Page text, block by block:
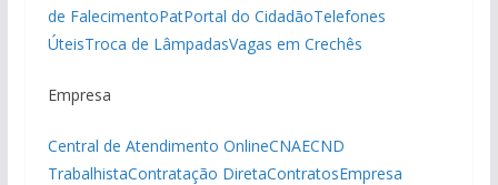
de FalecimentoPatPortal do CidadãoTelefones
ÚteisTroca de LâmpadasVagas em Crechês
Empresa
Central de Atendimento OnlineCNAECND
TrabalhistaContratação DiretaContratosEmpresa